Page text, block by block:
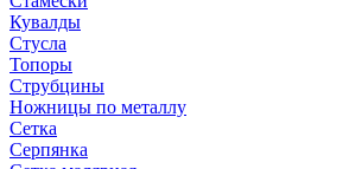
Кувалды
Стусла
Топоры
Струбцины
Ножницы по металлу
Сетка
Серпянка